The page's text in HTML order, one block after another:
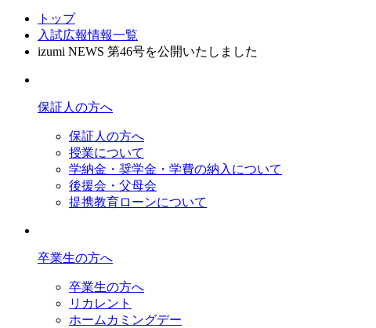
トップ
入試広報情報一覧
izumi NEWS 第46号を公開いたしました
保証人の方へ
保証人の方へ
授業について
学納金・奨学金・学費の納入について
後援会・父母会
提携教育ローンについて
卒業生の方へ
卒業生の方へ
リカレント
ホームカミングデー